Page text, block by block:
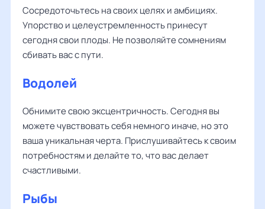
Сосредоточьтесь на своих целях и амбициях.
Упорство и целеустремленность принесут
сегодня свои плоды. Не позволяйте сомнениям
сбивать вас с пути.
Водолей
Обнимите свою эксцентричность. Сегодня вы
можете чувствовать себя немного иначе, но это
ваша уникальная черта. Прислушивайтесь к своим
потребностям и делайте то, что вас делает
счастливыми.
Рыбы